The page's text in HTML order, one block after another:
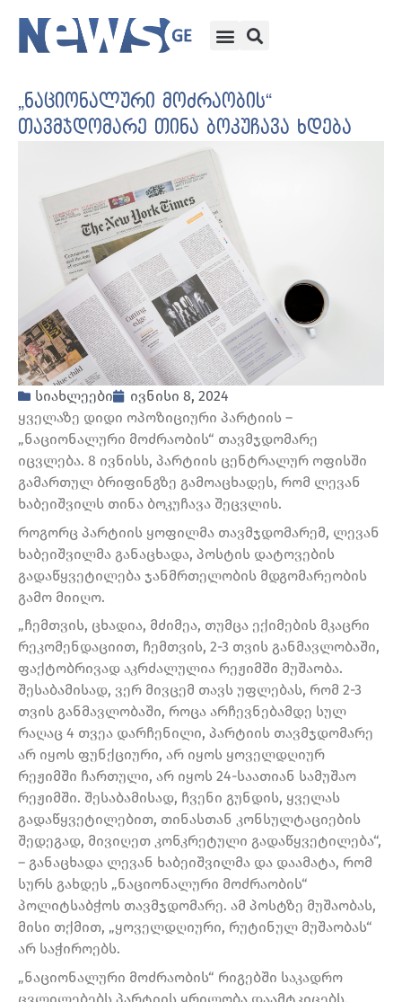
„ნაციონალური მოძრაობის“
თავმჯდომარე თინა ბოკუჩავა ხდება
სიახლეები
ივნისი 8, 2024
ყველაზე დიდი ოპოზიციური პარტიის –
„ნაციონალური მოძრაობის“ თავმჯდომარე
იცვლება. 8 ივნისს, პარტიის ცენტრალურ ოფისში
გამართულ ბრიფინგზე გამოაცხადეს, რომ ლევან
ხაბეიშვილს თინა ბოკუჩავა შეცვლის.
როგორც პარტიის ყოფილმა თავმჯდომარემ, ლევან
ხაბეიშვილმა განაცხადა, პოსტის დატოვების
გადაწყვეტილება ჯანმრთელობის მდგომარეობის
გამო მიიღო.
„ჩემთვის, ცხადია, მძიმეა, თუმცა ექიმების მკაცრი
რეკომენდაციით, ჩემთვის, 2-3 თვის განმავლობაში,
ფაქტობრივად აკრძალულია რეჟიმში მუშაობა.
შესაბამისად, ვერ მივცემ თავს უფლებას, რომ 2-3
თვის განმავლობაში, როცა არჩევნებამდე სულ
რაღაც 4 თვეა დარჩენილი, პარტიის თავმჯდომარე
არ იყოს ფუნქციური, არ იყოს ყოველდღიურ
რეჟიმში ჩართული, არ იყოს 24-საათიან სამუშაო
რეჟიმში. შესაბამისად, ჩვენი გუნდის, ყველას
გადაწყვეტილებით, თინასთან კონსულტაციების
შედეგად, მივიღეთ კონკრეტული გადაწყვეტილება“,
– განაცხადა ლევან ხაბეიშვილმა და დაამატა, რომ
სურს გახდეს „ნაციონალური მოძრაობის“
პოლიტსაბჭოს თავმჯდომარე. ამ პოსტზე მუშაობას,
მისი თქმით, „ყოველდღიური, რუტინულ მუშაობას“
არ საჭიროებს.
„ნაციონალური მოძრაობის“ რიგებში საკადრო